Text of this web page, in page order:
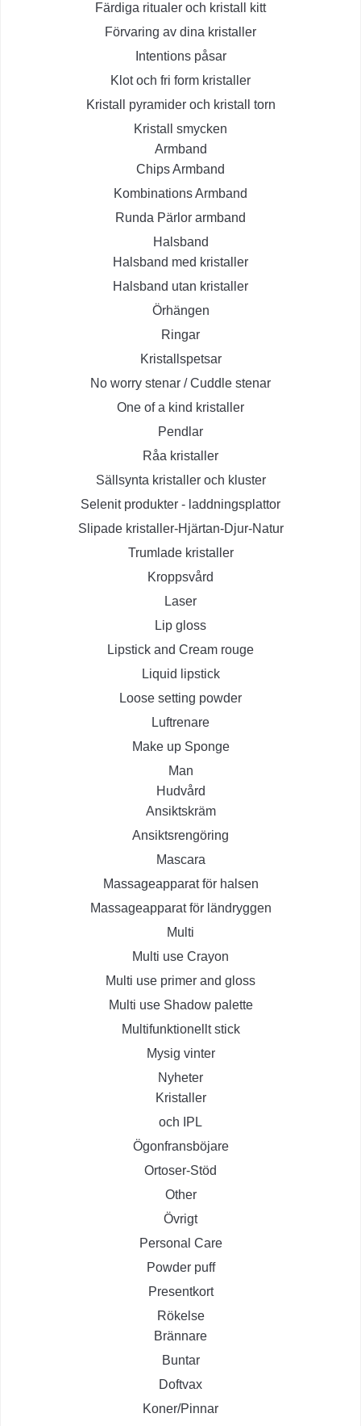
Färdiga ritualer och kristall kitt
Förvaring av dina kristaller
Intentions påsar
Klot och fri form kristaller
Kristall pyramider och kristall torn
Kristall smycken
Armband
Chips Armband
Kombinations Armband
Runda Pärlor armband
Halsband
Halsband med kristaller
Halsband utan kristaller
Örhängen
Ringar
Kristallspetsar
No worry stenar / Cuddle stenar
One of a kind kristaller
Pendlar
Råa kristaller
Sällsynta kristaller och kluster
Selenit produkter - laddningsplattor
Slipade kristaller-Hjärtan-Djur-Natur
Trumlade kristaller
Kroppsvård
Laser
Lip gloss
Lipstick and Cream rouge
Liquid lipstick
Loose setting powder
Luftrenare
Make up Sponge
Man
Hudvård
Ansiktskräm
Ansiktsrengöring
Mascara
Massageapparat för halsen
Massageapparat för ländryggen
Multi
Multi use Crayon
Multi use primer and gloss
Multi use Shadow palette
Multifunktionellt stick
Mysig vinter
Nyheter
Kristaller
och IPL
Ögonfransböjare
Ortoser-Stöd
Other
Övrigt
Personal Care
Powder puff
Presentkort
Rökelse
Brännare
Buntar
Doftvax
Koner/Pinnar